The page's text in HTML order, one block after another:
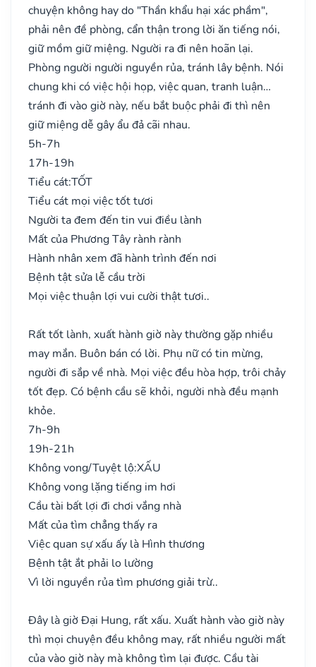
chuyện không hay do "Thần khẩu hại xác phầm",
phải nên đề phòng, cẩn thận trong lời ăn tiếng nói,
giữ mồm giữ miệng. Người ra đi nên hoãn lại.
Phòng người người nguyền rủa, tránh lây bệnh. Nói
chung khi có việc hội họp, việc quan, tranh luận…
tránh đi vào giờ này, nếu bắt buộc phải đi thì nên
giữ miệng dễ gây ẩu đả cãi nhau.
5h-7h
17h-19h
Tiểu cát:TỐT
Tiểu cát mọi việc tốt tươi
Người ta đem đến tin vui điều lành
Mất của Phương Tây rành rành
Hành nhân xem đã hành trình đến nơi
Bệnh tật sửa lễ cầu trời
Mọi việc thuận lợi vui cười thật tươi..
Rất tốt lành, xuất hành giờ này thường gặp nhiều
may mắn. Buôn bán có lời. Phụ nữ có tin mừng,
người đi sắp về nhà. Mọi việc đều hòa hợp, trôi chảy
tốt đẹp. Có bệnh cầu sẽ khỏi, người nhà đều mạnh
khỏe.
7h-9h
19h-21h
Không vong/Tuyệt lộ:XẤU
Không vong lặng tiếng im hơi
Cầu tài bất lợi đi chơi vắng nhà
Mất của tìm chẳng thấy ra
Việc quan sự xấu ấy là Hình thương
Bệnh tật ắt phải lo lường
Vì lời nguyền rủa tìm phương giải trừ..
Đây là giờ Đại Hung, rất xấu. Xuất hành vào giờ này
thì mọi chuyện đều không may, rất nhiều người mất
của vào giờ này mà không tìm lại được. Cầu tài